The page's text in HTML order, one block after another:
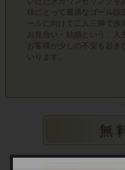
様にとって最適なゴール設
ールに向けて二人三脚で歩
お見合い・結婚という、人
お客様が少しの不安も起き
いります。